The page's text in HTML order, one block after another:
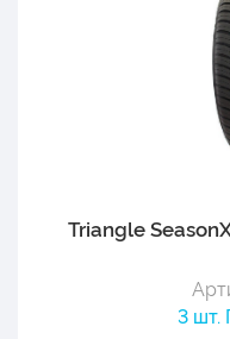
Triangle
3 шт.